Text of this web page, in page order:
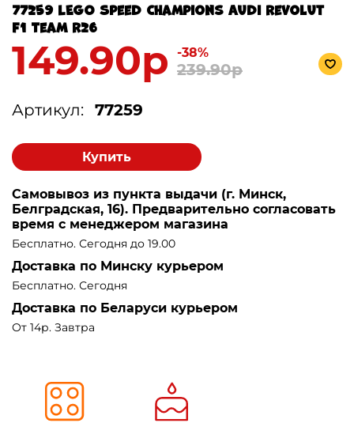
77259 LEGO Speed Champions Audi Revolut
F1 Team R26
149.90р -38%
239.90р
Артикул: 77259
Купить
Самовывоз из пункта выдачи (г. Минск,
Белградская, 16). Предварительно согласовать
время с менеджером магазина
Бесплатно. Сегодня до 19.00
Доставка по Минску курьером
Бесплатно. Сегодня
Доставка по Беларуси курьером
От 14р. Завтра